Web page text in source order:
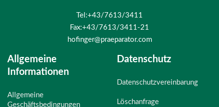
Tel:+43/7613/3411
Fax:+43/7613/3411-21
hofinger@praeparator.com
Allgemeine
Informationen
Allgemeine
Geschäftsbedingungen
Datenschutz
Datenschutzvereinbarung
Löschanfrage